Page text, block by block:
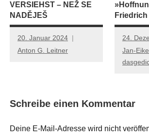
VERSIEHST – NEŽ SE
NADĚJEŠ
20. Januar 2024
Anton G. Leitner
24.
Jan-
Schreibe einen Kommentar
Deine E-Mail-Adresse wird nicht